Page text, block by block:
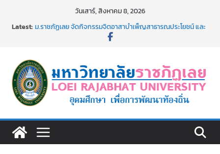
วันเสาร์, สิงหาคม 8, 2026
Latest:ม.ราชภัฏเลย จัดกิจกรรมจิตอาสาบำเพ็ญสาธารณประโยชน์ และ
เงินรายได้
ม.ราชภัฏเลย จัดมหกรรมวิชาการ เปิดบ้าน LRU ครั้งที่ 4 เปิดให้
นักเรียนมัธยมปลายค้นหาสาขาวิชาในฝัน สู่อนาคตที่ใช่
อธิการบดี มรภ.เลย ร่วมประชุมชี้แจงกับคณะอนุกรรมาธิการ
ประจำปีงบประมาณ พ.ศ. 2570
๑,๙๗๒ ชุด โดยวิธีเฉพาะเจาะจง